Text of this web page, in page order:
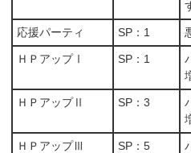
応援パーティ SP：1
ＨＰアップⅠ SP：1
ＨＰアップⅡ SP：3
ＨＰアップⅢ SP：5